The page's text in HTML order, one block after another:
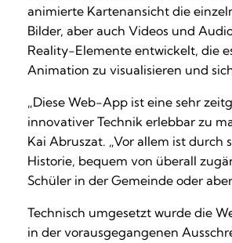
animierte Kartenansicht die
Bilder, aber auch Videos und
Reality-Elemente entwickelt, die
Animation zu visualisieren und
„Diese Web-App ist eine sehr
innovativer Technik erlebbar zu
Kai Abruszat. „Vor allem ist
Historie, bequem von überall
Schüler in der Gemeinde oder
Technisch umgesetzt wurde die
in der vorausgegangenen